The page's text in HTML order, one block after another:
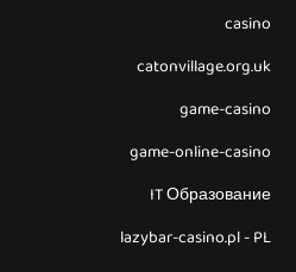
casino
catonvillage.org.uk
game-casino
game-online-casino
IT Образование
lazybar-casino.pl - PL